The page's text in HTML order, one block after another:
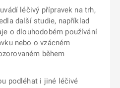
léčivý přípravek na trh,
další studie, například
o dlouhodobém používání
nebo o vzácném
během
podléhat i jiné léčivé